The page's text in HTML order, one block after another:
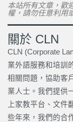
本站所有文章，歡
權，請勿任意利用
關於 CLN
CLN (Corporate
業外語服務和培訓
相關問題，協助客
業人士。我們提供
上家教平台、文件
些年來，我們的合